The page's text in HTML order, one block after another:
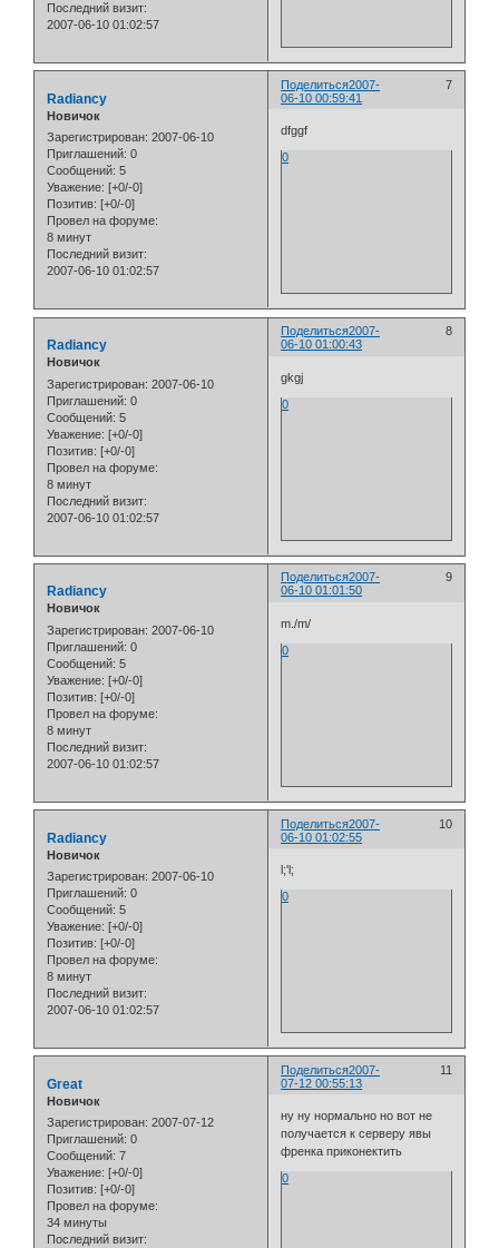
Последний визит:
2007-06-10 01:02:57
Поделиться 7
2007-
06-10 00:59:41
Radiancy
Новичок
Зарегистрирован: 2007-06-10
Приглашений: 0
Сообщений: 5
Уважение: [+0/-0]
Позитив: [+0/-0]
Провел на форуме:
8 минут
Последний визит:
2007-06-10 01:02:57
dfggf
0
Поделиться 8
2007-
06-10 01:00:43
Radiancy
Новичок
Зарегистрирован: 2007-06-10
Приглашений: 0
Сообщений: 5
Уважение: [+0/-0]
Позитив: [+0/-0]
Провел на форуме:
8 минут
Последний визит:
2007-06-10 01:02:57
gkgj
0
Поделиться 9
2007-
06-10 01:01:50
Radiancy
Новичок
Зарегистрирован: 2007-06-10
Приглашений: 0
Сообщений: 5
Уважение: [+0/-0]
Позитив: [+0/-0]
Провел на форуме:
8 минут
Последний визит:
2007-06-10 01:02:57
m./m/
0
Поделиться 10
2007-
06-10 01:02:55
Radiancy
Новичок
Зарегистрирован: 2007-06-10
Приглашений: 0
Сообщений: 5
Уважение: [+0/-0]
Позитив: [+0/-0]
Провел на форуме:
8 минут
Последний визит:
2007-06-10 01:02:57
l;'l;
0
Поделиться 11
2007-
07-12 00:55:13
Great
Новичок
Зарегистрирован: 2007-07-12
Приглашений: 0
Сообщений: 7
Уважение: [+0/-0]
Позитив: [+0/-0]
Провел на форуме:
34 минуты
Последний визит:
ну ну нормально но вот не
получается к серверу явы
френка приконектить
0